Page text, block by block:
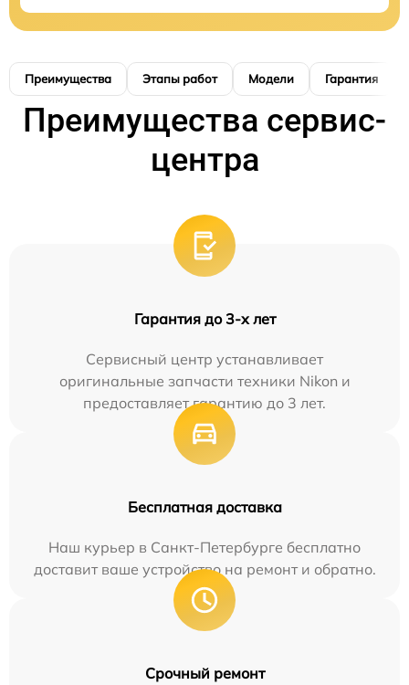
Преимущества Этапы работ Модели Гарантия
Преимущества сервис-
центра
Гарантия до 3-х лет
Сервисный центр устанавливает
оригинальные запчасти техники Nikon и
предоставляет гарантию до 3 лет.
Бесплатная доставка
Наш курьер в Санкт-Петербурге бесплатно
доставит ваше устройство на ремонт и обратно.
Срочный ремонт